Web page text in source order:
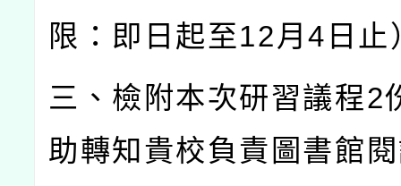
限：即日起至12月4 日
三、檢附本次研習議程2
助轉知貴校負責圖書館